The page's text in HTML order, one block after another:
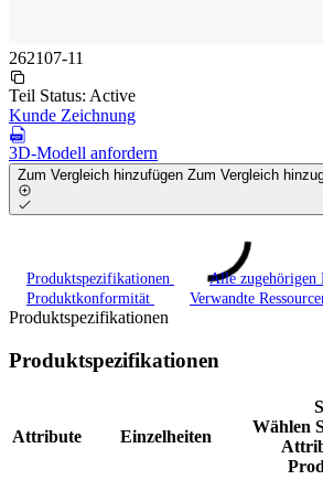
262107-11
Teil Status: Active
Kunde Zeichnung
3D-Modell anfordern
Zum Vergleich hinzufügen Zum Vergleich
Produktspezifikationen
Alle zugehörigen
Produktkonformität
Verwandte
Produktspezifikationen
Produktspezifikationen
Attribute Einzelheiten
Wählen